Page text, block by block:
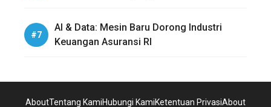
AI & Data: Mesin Baru Dorong Industri
Keuangan Asuransi RI
AboutTentang KamiHubungi KamiKetentuan PrivasiAbout